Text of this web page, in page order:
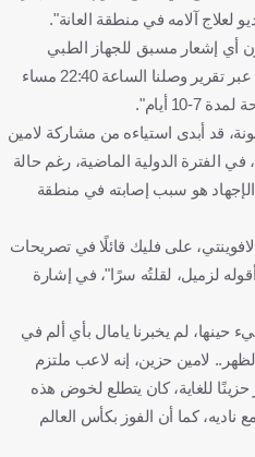
لعلاج آلامه في منطقة العانة".
أي إشعار مسبق للجهاز الطبي
للمنتخب، ولم نطلع على التفاصيل إلا عبر تقرير وصلنا الساعة 22:40 مساء
10 أيام".
قد أبدى استياءه من مشاركة لامين
الفترة الدولية الماضية، رغم حالة
الإجهاد هو سبب إصابته في منطقة
على فليك قائلًا في تصريحات
لزميل، لقلتُه سرًا"، في إشارة
حينها، لم يخبرنا يامال بأي ألم في
لامين حزين، إنه لاعب ملتزم
للغاية، كان يتطلع لخوض هذه
ناديه، كما أن الفوز بكأس العالم